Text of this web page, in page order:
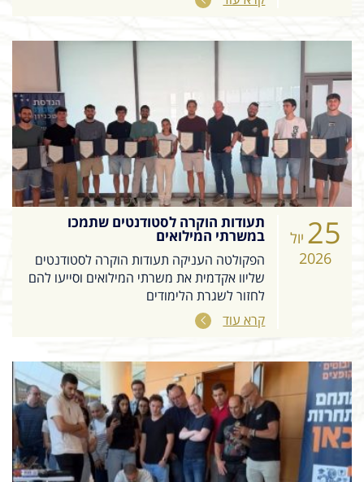
25 יול
2026
תעודות הוקרה לסטודנטים שתמכו
במשרתי המילואים
הפקולטה העניקה תעודות הוקרה לסטודנטים
שליוו אקדמית את משרתי המילואים וסייעו להם
לחזור לשגרת הלימודים
קרא עוד